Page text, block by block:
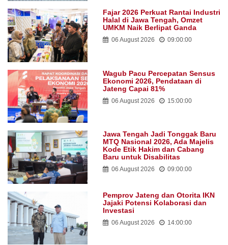
Fajar 2026 Perkuat Rantai Industri
Halal di Jawa Tengah, Omzet
UMKM Naik Berlipat Ganda
06 August 2026 09:00:00
Wagub Pacu Percepatan Sensus
Ekonomi 2026, Pendataan di
Jateng Capai 81%
06 August 2026 15:00:00
Jawa Tengah Jadi Tonggak Baru
MTQ Nasional 2026, Ada Majelis
Kode Etik Hakim dan Cabang
Baru untuk Disabilitas
06 August 2026 09:00:00
Pemprov Jateng dan Otorita IKN
Jajaki Potensi Kolaborasi dan
Investasi
06 August 2026 14:00:00